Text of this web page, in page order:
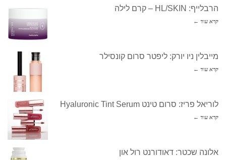
הרבלייף: HL/SKIN – קרם לילה
קרא עוד ←
מייבלין ניו יורק: ליפטר סרום קונסילר
קרא עוד ←
לוריאל פריז: סרום טינט Hyaluronic Tint Serum
קרא עוד ←
אלונה שכטר: דאודורנט רול און